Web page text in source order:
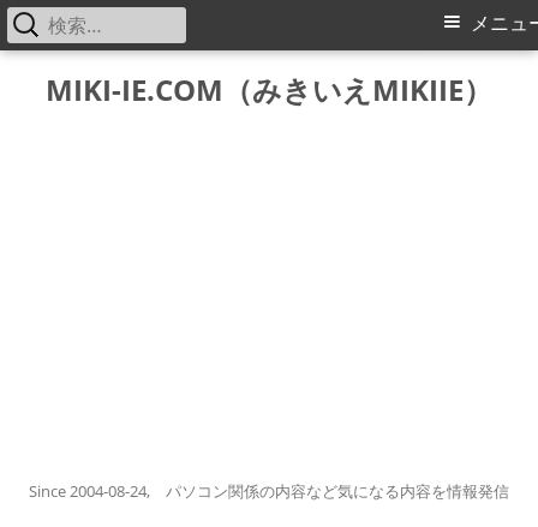
MIKI-IE.COM（みきいえMIKIIE）
Since 2004-08-24, パソコン関係の内容など気になる内容を情報発信
メ
メニュ
検
索: